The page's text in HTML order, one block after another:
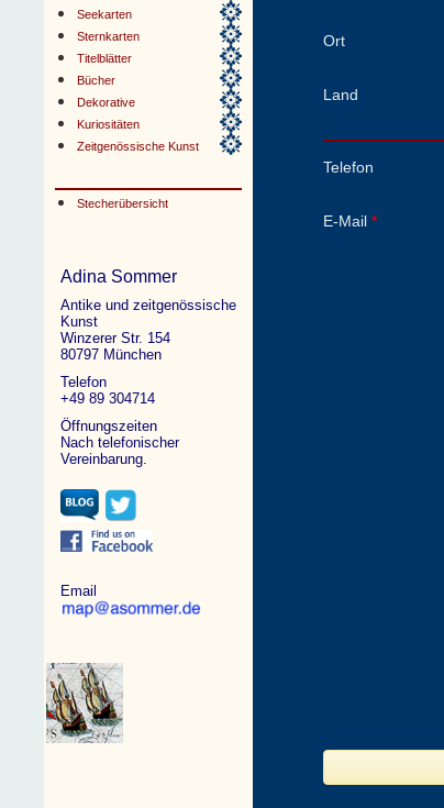
Seekarten
Sternkarten
Titelblätter
Bücher
Dekorative
Kuriositäten
Zeitgenössische Kunst
Stecherübersicht
Adina Sommer
Antike und zeitgenössische
Kunst
Winzerer Str. 154
80797 München
Telefon
+49 89 304714
Öffnungszeiten
Nach telefonischer
Vereinbarung.
Email
Ort
Land
Telefon
E-Mail *